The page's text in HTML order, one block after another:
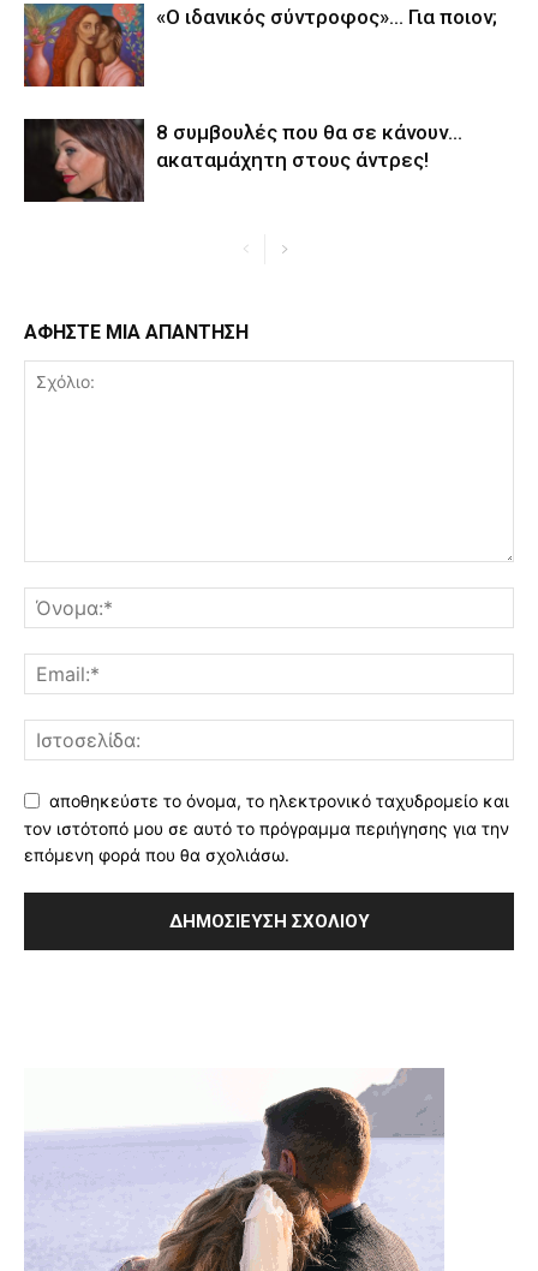
«Ο ιδανικός σύντροφος»… Για ποιον;
8 συμβουλές που θα σε κάνουν…
ακαταμάχητη στους άντρες!
ΑΦΗΣΤΕ ΜΙΑ ΑΠΑΝΤΗΣΗ
αποθηκεύστε το όνομα, το ηλεκτρονικό ταχυδρομείο και
τον ιστότοπό μου σε αυτό το πρόγραμμα περιήγησης για την
επόμενη φορά που θα σχολιάσω.